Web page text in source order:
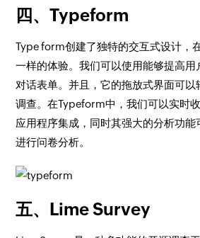
四、Typeform
Type form创建了独特的交互式设计，
一样的体验。我们可以使用能够提高用
对话表单。并且，它的拖放式界面可以
调查。在Typeform中，我们可以实时
应用程序集成，同时其强大的分析功能
进行问卷分析。
五、Lime Survey